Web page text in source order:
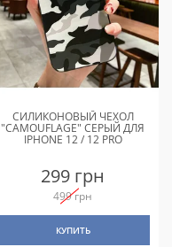
СИЛИКОНОВЫЙ ЧЕХОЛ
"CAMOUFLAGE" СЕРЫЙ ДЛЯ
IPHONE 12 / 12 PRO
299 грн
499 грн
КУПИТЬ